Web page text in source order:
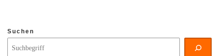
Suchen